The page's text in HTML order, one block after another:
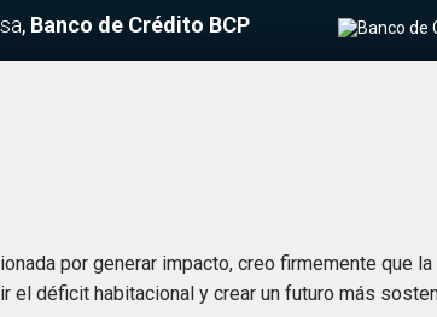
, Banco de Crédito BCP
por generar impacto, creo firmemente que
el déficit habitacional y crear un futuro más